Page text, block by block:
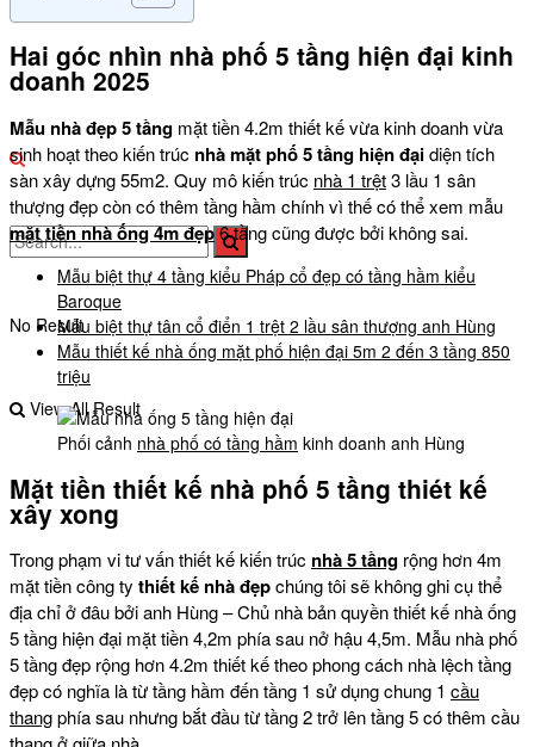
No Result
View All Result
Hai góc nhìn nhà phố 5 tầng hiện đại kinh
doanh 2025
Mẫu nhà đẹp 5 tầng mặt tiền 4.2m thiết kế vừa kinh doanh vừa
sinh hoạt theo kiến trúc nhà mặt phố 5 tầng hiện đạidiện tích
sàn xây dựng 55m2. Quy mô kiến trúc nhà 1 trệt3 lầu 1 sân
thượng đẹp còn có thêm tầng hầm chính vì thế có thể xem mẫu
mặt tiền nhà ống 4m đẹp6 tầng cũng được bởi không sai.
Mẫu biệt thự 4 tầng kiểu Pháp cổ đẹp có tầng hầm kiểu
Baroque
Mẫu biệt thự tân cổ điển 1 trệt 2 lầu sân thượng anh Hùng
Mẫu thiết kế nhà ống mặt phố hiện đại 5m 2 đến 3 tầng 850
triệu
Phối cảnh nhà phố có tầng hầm kinh doanh anh Hùng
Mặt tiền thiết kế nhà phố 5 tầng thiét kế
xây xong
Trong phạm vi tư vấn thiết kế kiến trúc nhà 5 tầng rộng hơn 4m
mặt tiền công ty thiết kế nhà đẹpchúng tôi sẽ không ghi cụ thể
địa chỉ ở đâu bởi anh Hùng – Chủ nhà bản quyền thiết kế nhà ống
5 tầng hiện đại mặt tiền 4,2m phía sau nở hậu 4,5m. Mẫu nhà phố
5 tầng đẹp rộng hơn 4.2m thiết kế theo phong cách nhà lệch tầng
đẹp có nghĩa là từ tầng hầm đến tầng 1 sử dụng chung 1 cầu
thangphía sau nhưng bắt đầu từ tầng 2 trở lên tầng 5 có thêm cầu